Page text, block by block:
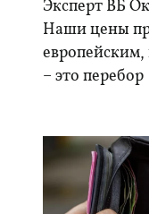
Эксперт ВБ
Наши цены
европейским,
– это перебор